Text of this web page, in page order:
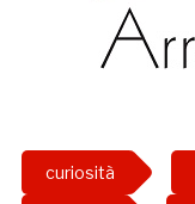
curiosità